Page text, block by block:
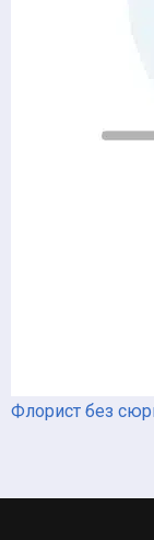
Флорист без